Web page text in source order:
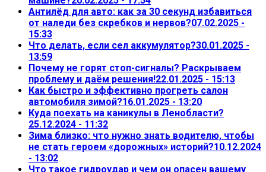
Антилёд для авто: как за 30 секунд избавиться
от наледи без скребков и нервов?07.02.2025 -
15:33
Что делать, если сел аккумулятор?30.01.2025 -
13:59
Почему не горят стоп-сигналы? Раскрываем
проблему и даём решения!22.01.2025 - 15:13
Как быстро и эффективно прогреть салон
автомобиля зимой?16.01.2025 - 13:20
Куда поехать на каникулы в Ленобласти?
25.12.2024 - 11:32
Зима близко: что нужно знать водителю, чтобы
не стать героем «дорожных» историй?10.12.2024
- 13:02
Что такое гидроудар и чем он опасен вашему